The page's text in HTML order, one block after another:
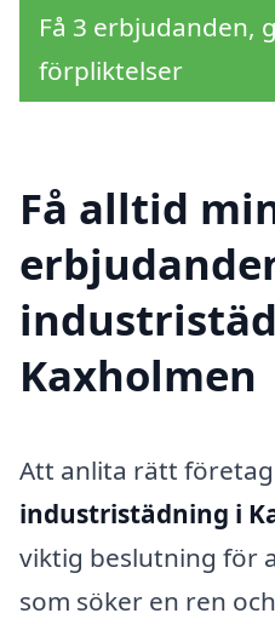
Få 3 erbjudanden,
förpliktelser
Få alltid
Kaxholmen
Att anlita rätt
industristädning i
viktig beslutning för
som söker en ren